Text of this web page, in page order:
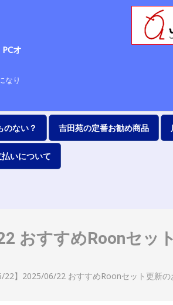
オ
なり
のない？ 吉田苑の定番お勧め商品
いについて
おすすめRoonセッ
22】2025/06/22 おすすめRoonセット更新